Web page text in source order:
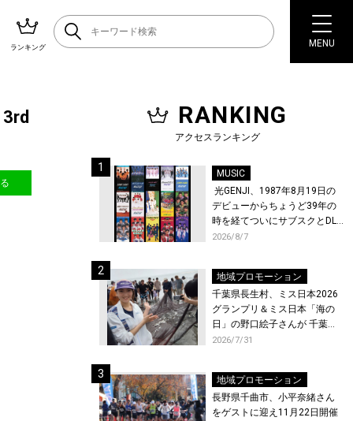
ランキング MENU
RANKING
アクセスランキング
MUSIC
光GENJI、1987年8月19日の
デビューからちょうど39年の
時を経てついにサブスクとDL
配信が解禁！
2026/8/7
地域プロモーション
千葉県長生村、ミス日本2026
グランプリ＆ミス日本「海の
日」の野口絵子さんが 千葉県
唯一の村・長生村で地引網を
2026/7/31
地域プロモーション
長野県千曲市、小平奈緒さん
をゲストに迎え11月22日開催